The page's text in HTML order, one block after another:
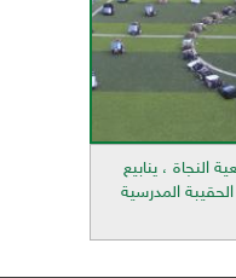
النجاة ، ينابيع
المدرسية